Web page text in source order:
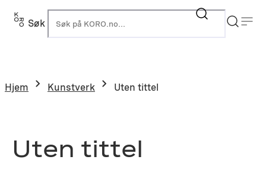
Hopp
Søk
Hjem Kunstverk Uten tittel
Uten tittel